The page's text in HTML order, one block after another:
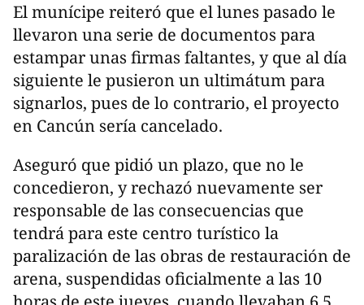
El munícipe reiteró que el lunes pasado le
llevaron una serie de documentos para
estampar unas firmas faltantes, y que al día
siguiente le pusieron un ultimátum para
signarlos, pues de lo contrario, el proyecto
en Cancún sería cancelado.
Aseguró que pidió un plazo, que no le
concedieron, y rechazó nuevamente ser
responsable de las consecuencias que
tendrá para este centro turístico la
paralización de las obras de restauración de
arena, suspendidas oficialmente a las 10